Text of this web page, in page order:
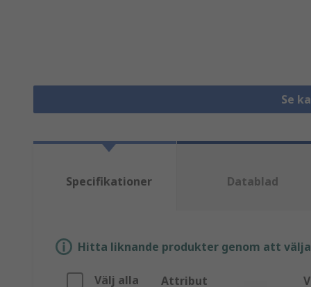
Se
Specifikationer Datablad
Hitta liknande produkter genom att
Välj alla Attribut